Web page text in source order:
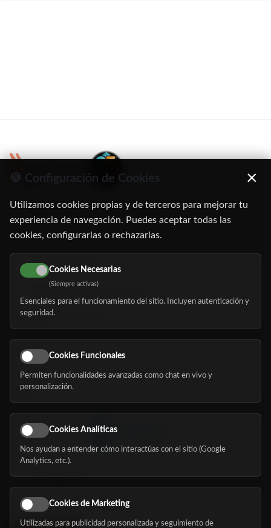
C/ Oruro, 11. 28016 Madrid
91 345 06 26
616 113 103
hola@mundomayor.com
Buscador de residencias
Eventos
Nosotros
Síguenos
🍪 Configuración de Cookies ×
Utilizamos cookies propias y de terceros para mejorar tu
experiencia de navegación. Puedes aceptar todas las
cookies, configurarlas o rechazarlas.
Cookies Necesarias
(Siempre activas)
Esenciales para el funcionamiento del sitio. Incluyen autenticación y
seguridad.
Cookies Funcionales
Permiten funcionalidades avanzadas como chat en vivo y
personalización.
Cookies Analíticas
Nos ayudan a entender cómo interactúas con el sitio (Google
Analytics, etc.).
Cookies de Marketing
Utilizadas para publicidad personalizada y seguimiento de